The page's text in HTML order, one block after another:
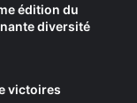
édition du
diversité
victoires